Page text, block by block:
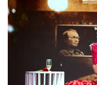
thông tin từ website này.